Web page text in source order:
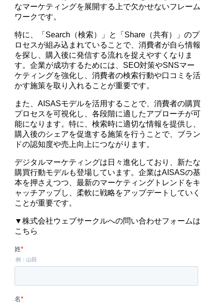
なマーケティングを展開する上で欠かせないフレーム
ワークです。
特に、「Search（検索）」と「Share（共有）」のプ
ロセスが組み込まれていることで、消費者が自ら情報
を探し、購入後に発信する流れを捉えやすくなりま
す。企業が成功するためには、SEO対策やSNSマー
ケティングを強化し、消費者の検索行動や口コミを活
かす施策を取り入れることが重要です。
また、AISASモデルを活用することで、消費者の購買
プロセスを可視化し、各段階に適したアプローチが可
能になります。特に、検索時に適切な情報を提供し、
購入後のシェアを促進する施策を行うことで、ブラン
ドの認知度や売上向上につながります。
デジタルマーケティングは日々進化しており、新たな
購買行動モデルも登場しています。企業はAISASの基
本を押さえつつ、最新のマーケティングトレンドをキ
ャッチアップし、柔軟に戦略をアップデートしていく
ことが重要です。
▼株式会社ウェブサークルへの問い合わせフォームは
こちら